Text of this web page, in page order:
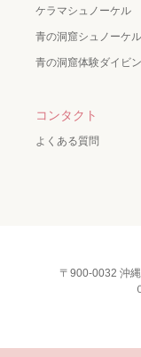
ケラマシュノーケル
青の洞窟シュノーケル
青の洞窟体験ダイビ
コンタクト
よくある質問
〒900-0032 沖